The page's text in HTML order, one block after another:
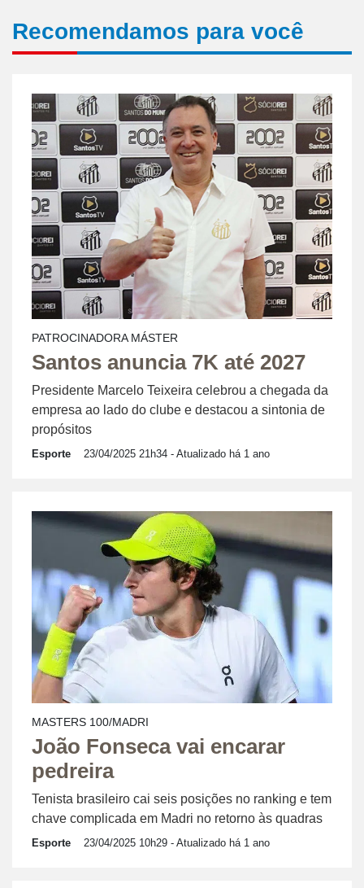
Recomendamos para você
PATROCINADORA MÁSTER
Santos anuncia 7K até 2027
Presidente Marcelo Teixeira celebrou a chegada da
empresa ao lado do clube e destacou a sintonia de
propósitos
Esporte 23/04/2025 21h34 - Atualizado há 1 ano
MASTERS 100/MADRI
João Fonseca vai encarar
pedreira
Tenista brasileiro cai seis posições no ranking e tem
chave complicada em Madri no retorno às quadras
Esporte 23/04/2025 10h29 - Atualizado há 1 ano